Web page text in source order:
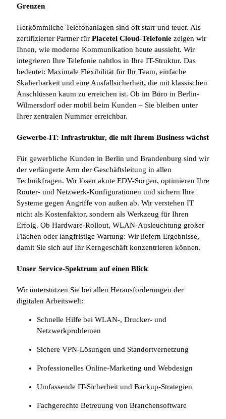
Grenzen
Herkömmliche Telefonanlagen sind oft starr und teuer. Als
zertifizierter Partner für Placetel Cloud-Telefonie zeigen wir
Ihnen, wie moderne Kommunikation heute aussieht. Wir
integrieren Ihre Telefonie nahtlos in Ihre IT-Struktur. Das
bedeutet: Maximale Flexibilität für Ihr Team, einfache
Skalierbarkeit und eine Ausfallsicherheit, die mit klassischen
Anschlüssen kaum zu erreichen ist. Ob im Büro in Berlin-
Wilmersdorf oder mobil beim Kunden – Sie bleiben unter
Ihrer zentralen Nummer erreichbar.
Gewerbe-IT: Infrastruktur, die mit Ihrem Business wächst
Für gewerbliche Kunden in Berlin und Brandenburg sind wir
der verlängerte Arm der Geschäftsleitung in allen
Technikfragen. Wir lösen akute EDV-Sorgen, optimieren Ihre
Router- und Netzwerk-Konfigurationen und sichern Ihre
Systeme gegen Angriffe von außen ab. Wir verstehen IT
nicht als Kostenfaktor, sondern als Werkzeug für Ihren
Erfolg. Ob Hardware-Rollout, WLAN-Ausleuchtung großer
Flächen oder langfristige Wartung: Wir liefern Ergebnisse,
damit Sie sich auf Ihr Kerngeschäft konzentrieren können.
Unser Service-Spektrum auf einen Blick
Wir unterstützen Sie bei allen Herausforderungen der
digitalen Arbeitswelt:
Schnelle Hilfe bei WLAN-, Drucker- und
Netzwerkproblemen
Sichere VPN-Lösungen und Standortvernetzung
Professionelles Online-Marketing und Webdesign
Umfassende IT-Sicherheit und Backup-Strategien
Fachgerechte Betreuung von Branchensoftware